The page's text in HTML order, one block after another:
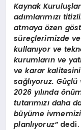
Kaynak
adımlarımızı
atmayaözen gö
süreçlerimizde
kullanıyor ve
kurumların ve
ve karar
sağlıyoruz.
2026 yılında ö
tutarımızı daha
büyüme
planlıyoruz”dedi.